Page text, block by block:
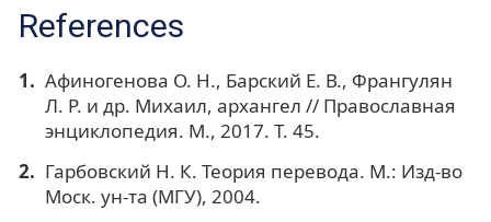
References
Афиногенова О. Н., Барский Е. В., Франгулян
Л. Р. и др. Михаил, архангел // Православная
энциклопедия. М., 2017. Т. 45.
Гарбовский Н. К. Теория перевода. М.: Изд-во
Моск. ун-та (МГУ), 2004.